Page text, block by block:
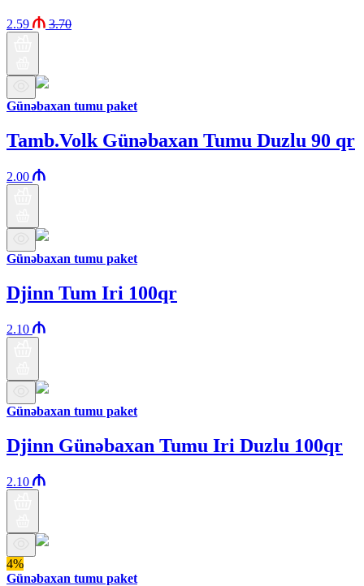
2.59 3.70
Günəbaxan tumu paket
Tamb.Volk Günəbaxan Tumu Duzlu 90 qr
2.00
Günəbaxan tumu paket
Djinn Tum Iri 100qr
2.10
Günəbaxan tumu paket
Djinn Günəbaxan Tumu Iri Duzlu 100qr
2.10
4%
Günəbaxan tumu paket